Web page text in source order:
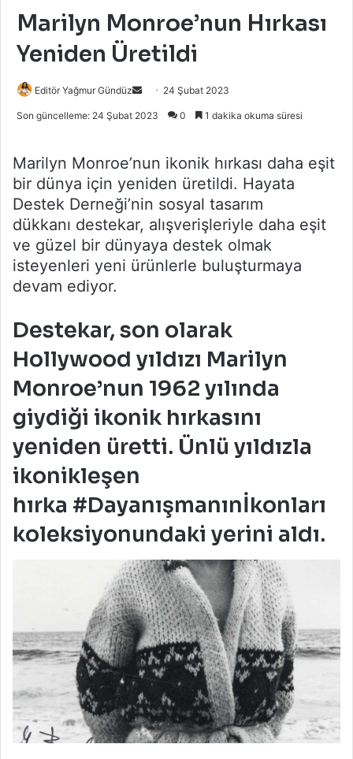
Marilyn Monroe’nun Hırkası
Yeniden Üretildi
Editör Yağmur Gündüz
Bir
24 Şubat 2023
Son güncelleme: 24 Şubat 2023 0 1 dakika okuma süresi
Marilyn Monroe’nun ikonik hırkası daha eşit
bir dünya için yeniden üretildi. Hayata
Destek Derneği’nin sosyal tasarım
dükkanı destekar, alışverişleriyle daha eşit
ve güzel bir dünyaya destek olmak
isteyenleri yeni ürünlerle buluşturmaya
devam ediyor.
Destekar, son olarak
Hollywood yıldızı Marilyn
Monroe’nun 1962 yılında
giydiği ikonik hırkasını
yeniden üretti. Ünlü yıldızla
ikonikleşen
hırka #Dayanışmanınİkonları
koleksiyonundaki yerini aldı.